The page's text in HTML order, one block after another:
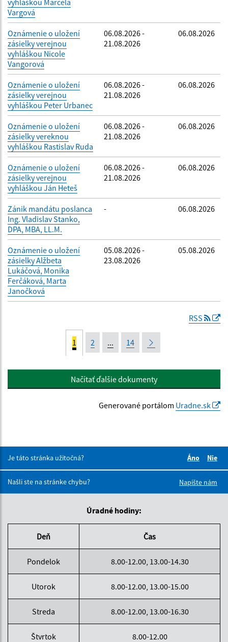
Vargová
Oznámenie o uložení
zásielky verejnou
vyhláškou Nicole
Vangorová
06.08.2026 -
21.08.2026
06.08.2026
Oznámenie o uložení
zásielky verejnou
vyhláškou Peter Urbanec
06.08.2026 -
21.08.2026
06.08.2026
Oznámenie o uložení
zásielky vereknou
vyhláškou Rastislav Ruda
06.08.2026 -
21.08.2026
06.08.2026
Oznámenie o uložení
zásielky verejnou
vyhláškou Ján Heteš
06.08.2026 -
21.08.2026
06.08.2026
Zánik mandátu poslanca
Ing. Vladislav Stanko,
DPA, MBA, LL.M.
- 06.08.2026
Oznámenie o uložení
zásielky Alžbeta
Lukáčová, Monika
Ferčáková, Marta
Janočková
05.08.2026 -
23.08.2026
05.08.2026
RSS
1 2 ... 14
Načítať ďalšie dokumenty
Generované portálom Uradne.sk
Je táto stránka užitočná?
Áno
Nie
Našli ste na stránke chybu?
Napíšte nám
Úradné hodiny:
Deň Čas
Pondelok 8.00-12.00, 13.00-14.30
Utorok 8.00-12.00, 13.00-15.00
Streda 8.00-12.00, 13.00-16.30
Štvrtok 8.00-12.00